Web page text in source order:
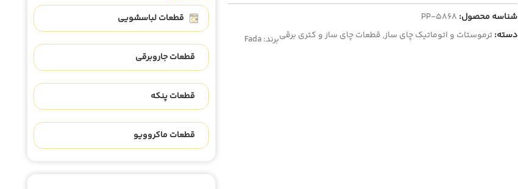
شناسه محصول: PP-5868
دسته:ترموستات و اتوماتیک چای ساز, قطعات چای ساز و کتری برقیبرند:Fada
قطعات لباسشویی
قطعات جاروبرقی
قطعات پنکه
قطعات ماکروویو